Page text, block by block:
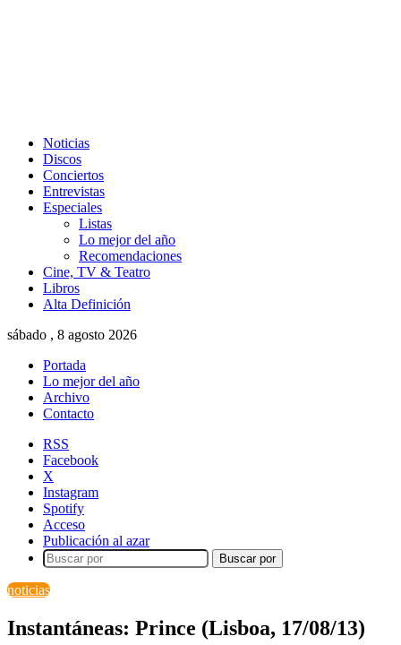
Noticias
Discos
Conciertos
Entrevistas
Especiales
Listas
Lo mejor del año
Recomendaciones
Cine, TV & Teatro
Libros
Alta Definición
sábado , 8 agosto 2026
Portada
Lo mejor del año
Archivo
Contacto
RSS
Facebook
X
Instagram
Spotify
Acceso
Publicación al azar
Buscar por
noticias
Instantáneas: Prince (Lisboa, 17/08/13)